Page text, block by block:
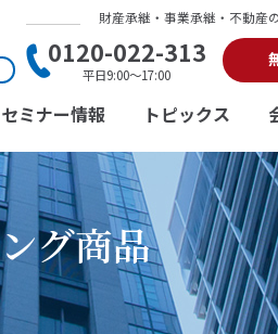
財産承継・事業承継・不動産
0120-022-313
平日9:00～17:00
セミナー情報 トピックス
グ商品